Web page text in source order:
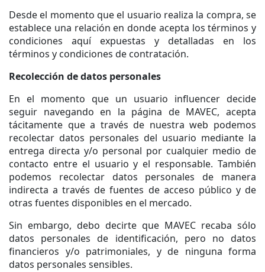
Desde el momento que el usuario realiza la compra, se
establece una relación en donde acepta los términos y
condiciones aquí expuestas y detalladas en los
términos y condiciones de contratación.
Recolección de datos personales
En el momento que un usuario influencer decide
seguir navegando en la página de MAVEC, acepta
tácitamente que a través de nuestra web podemos
recolectar datos personales del usuario mediante la
entrega directa y/o personal por cualquier medio de
contacto entre el usuario y el responsable. También
podemos recolectar datos personales de manera
indirecta a través de fuentes de acceso público y de
otras fuentes disponibles en el mercado.
Sin embargo, debo decirte que MAVEC recaba sólo
datos personales de identificación, pero no datos
financieros y/o patrimoniales, y de ninguna forma
datos personales sensibles.